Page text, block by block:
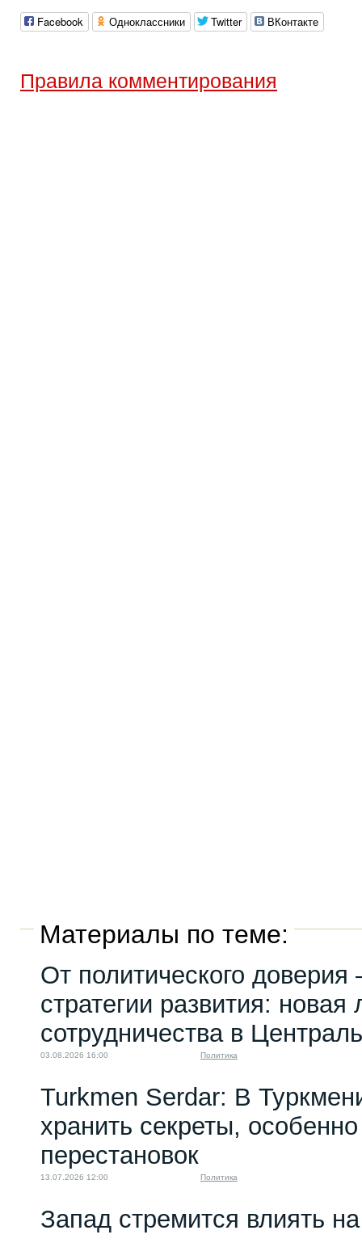
Facebook Одноклассники Twitter ВКонтакте
Правила комментирования
Материалы по теме:
От политического
стратегии развития: новая
сотрудничества в
03.08.2026 16:00 Политика
Turkmen Serdar: В
хранить секреты,
перестановок
13.07.2026 12:00 Политика
Запад стремится влиять на